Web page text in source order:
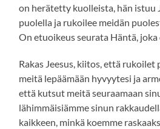
on herätetty kuolleista, hän istuu
puolella ja rukoilee meidän
On etuoikeus seurata Häntä, joka
Rakas Jeesus, kiitos, että
meitä lepäämään hyvyytesi ja
että kutsut meitä seuraamaan
lähimmäisiämme sinun
kaikkeen, minkä koemme